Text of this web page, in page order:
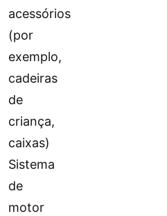
acessórios
(por
exemplo,
cadeiras
de
criança,
caixas)
Sistema
de
motor